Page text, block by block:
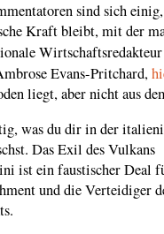
sind sich einig,
Kraft bleibt, mit der
Evans-Pritchard,
liegt, aber nicht aus
was du dir in der
Das Exil des Vulkans
ist ein faustischer Deal
und die Verteidiger